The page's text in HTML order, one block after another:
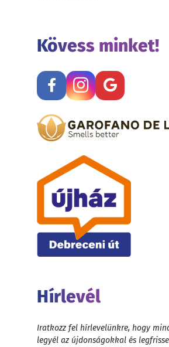
Kövess minket!
Hírlevél
Iratkozz fel hírlevelünkre, hogy
legyél az újdonságokkal és